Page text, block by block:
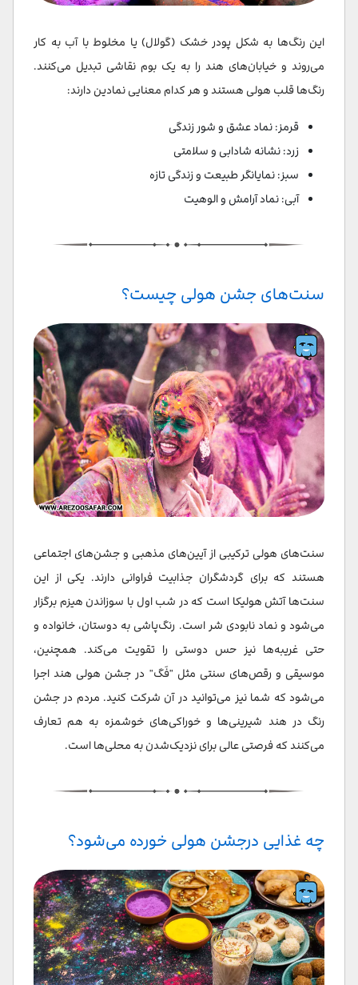
این رنگ‌ها به شکل پودر خشک (گولال) یا مخلوط با آب به کار
می‌روند و خیابان‌های هند را به یک بوم نقاشی تبدیل می‌کنند.
رنگ‌ها قلب هولی هستند و هر کدام معنایی نمادین دارند:
قرمز: نماد عشق و شور زندگی
زرد: نشانه شادابی و سلامتی
سبز: نمایانگر طبیعت و زندگی تازه
آبی: نماد آرامش و الوهیت
سنت‌های جشن هولی چیست؟
سنت‌های هولی ترکیبی از آیین‌های مذهبی و جشن‌های اجتماعی
هستند که برای گردشگران جذابیت فراوانی دارند. یکی از این
سنت‌ها آتش هولیکا است که در شب اول با سوزاندن هیزم برگزار
می‌شود و نماد نابودی شر است. رنگ‌پاشی به دوستان، خانواده و
حتی غریبه‌ها نیز حس دوستی را تقویت می‌کند. همچنین،
موسیقی و رقص‌های سنتی مثل "فَگ" در جشن هولی هند اجرا
می‌شود که شما نیز می‌توانید در آن شرکت کنید. مردم در جشن
رنگ در هند شیرینی‌ها و خوراکی‌های خوشمزه به هم تعارف
می‌کنند که فرصتی عالی برای نزدیک‌شدن به محلی‌ها است.
چه غذایی درجشن هولی خورده می‌شود؟